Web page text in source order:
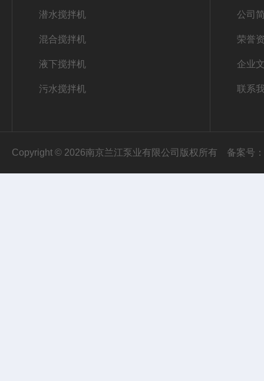
潜水搅拌机
混合搅拌机
液下搅拌机
污水搅拌机
公司
荣誉
企业
联系
Copyright © 2026南京兰江泵业有限公司版权所有 备案号